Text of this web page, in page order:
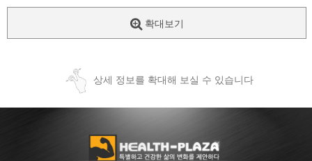
확대보기
상세 정보를 확대해 보실 수 있습니다